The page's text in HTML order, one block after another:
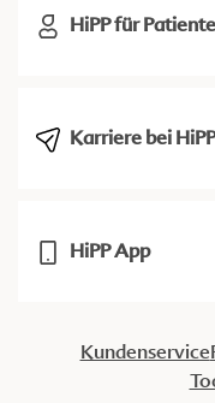
HiPP für
Karriere bei HiPP
HiPP App
Kundenservice